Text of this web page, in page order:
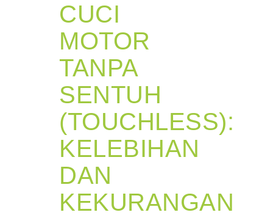
CUCI
MOTOR
TANPA
SENTUH
(TOUCHLESS):
KELEBIHAN
DAN
KEKURANGAN